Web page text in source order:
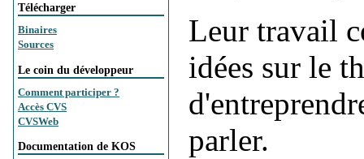
Télécharger
Binaires
Sources
Le coin du développeur
Comment participer ?
Accès CVS
CVSWeb
Documentation de KOS
Leur travail
idées sur le
parler.